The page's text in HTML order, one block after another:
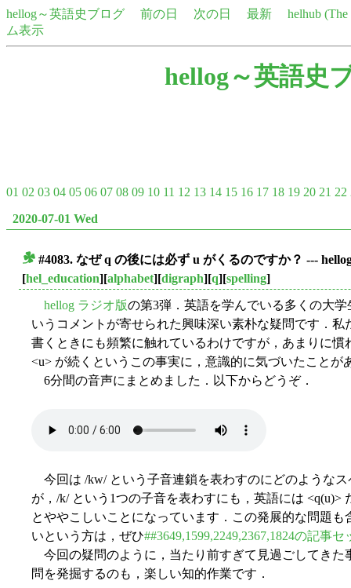
hellog～英語史ブログ 前の日 次の日 最新
helhub
ム表示
hellog～英語史
01 02 03 04 05 06 07 08 09 10 11 12 13 14 15 16 17 18 19 20 21 22
2020-07-01 Wed
#4083. なぜ q の後には必ず u がくるのですか？ ---
[hel_education][alphabet][digraph][q][spelling]
hellog ラジオ版の第3弾．英語を学んでいる多くの大
いうコメントが寄せられた興味深い素朴な疑問です．
書くときにも頻繁に触れているわけですが，あまりに
<u> が続くというこの事実に，意識的に気づいたこと
6分間の音声にまとめました．以下からどうぞ．
今回は /kw/ という子音連鎖を表わすのにどのような
が，/k/ という1つの子音を表わすにも，英語には <q(u)>
とややこしいことになっています．この発展的な問題
いという方は，ぜひ##3649,1599,2249,2367,1824の記事セ
今回の疑問のように，当たり前すぎて見過ごしてきた
問を発掘するのも，楽しい知的作業です．